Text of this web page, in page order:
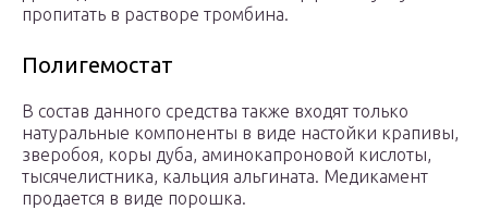
пропитать в растворе тромбина.
Полигемостат
В состав данного средства также входят только
натуральные компоненты в виде настойки крапивы,
зверобоя, коры дуба, аминокапроновой кислоты,
тысячелистника, кальция альгината. Медикамент
продается в виде порошка.